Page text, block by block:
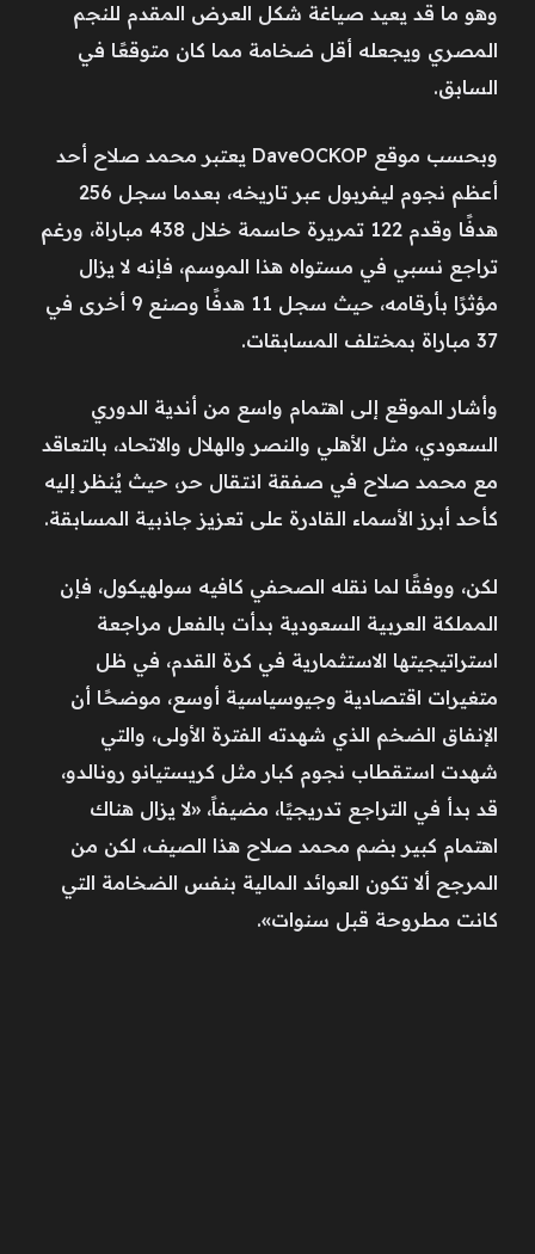
وهو ما قد يعيد صياغة شكل العرض المقدم للنجم
المصري ويجعله أقل ضخامة مما كان متوقعًا في
السابق.
وبحسب موقع DaveOCKOP يعتبر محمد صلاح أحد
أعظم نجوم ليفربول عبر تاريخه، بعدما سجل 256
هدفًا وقدم 122 تمريرة حاسمة خلال 438 مباراة، ورغم
تراجع نسبي في مستواه هذا الموسم، فإنه لا يزال
مؤثرًا بأرقامه، حيث سجل 11 هدفًا وصنع 9 أخرى في
37 مباراة بمختلف المسابقات.
وأشار الموقع إلى اهتمام واسع من أندية الدوري
السعودي، مثل الأهلي والنصر والهلال والاتحاد، بالتعاقد
مع محمد صلاح في صفقة انتقال حر، حيث يُنظر إليه
كأحد أبرز الأسماء القادرة على تعزيز جاذبية المسابقة.
لكن، ووفقًا لما نقله الصحفي كافيه سولهيكول، فإن
المملكة العربية السعودية بدأت بالفعل مراجعة
استراتيجيتها الاستثمارية في كرة القدم، في ظل
متغيرات اقتصادية وجيوسياسية أوسع، موضحًا أن
الإنفاق الضخم الذي شهدته الفترة الأولى، والتي
شهدت استقطاب نجوم كبار مثل كريستيانو رونالدو،
قد بدأ في التراجع تدريجيًا، مضيفاً، «لا يزال هناك
اهتمام كبير بضم محمد صلاح هذا الصيف، لكن من
المرجح ألا تكون العوائد المالية بنفس الضخامة التي
كانت مطروحة قبل سنوات».